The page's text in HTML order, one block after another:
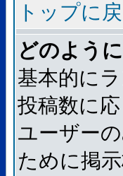
トップに
どのよう
基本的に
投稿数に
ユーザー
ために掲